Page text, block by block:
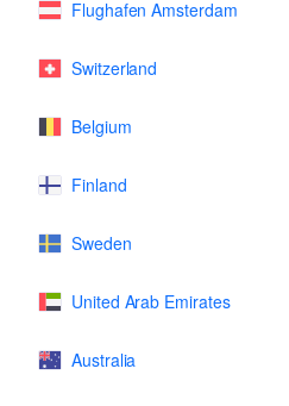
Flughafen Amsterdam
Switzerland
Belgium
Finland
Sweden
United Arab Emirates
Australia